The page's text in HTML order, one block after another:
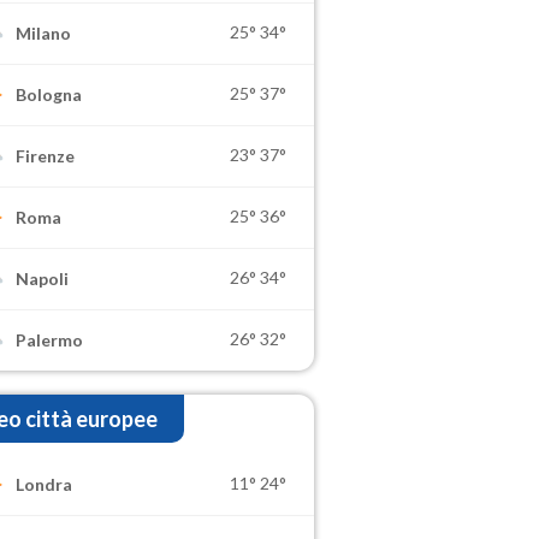
Milano 25° 34°
Bologna 25° 37°
Firenze 23° 37°
Roma 25° 36°
Napoli 26° 34°
Palermo 26° 32°
città europee
Londra 11° 24°